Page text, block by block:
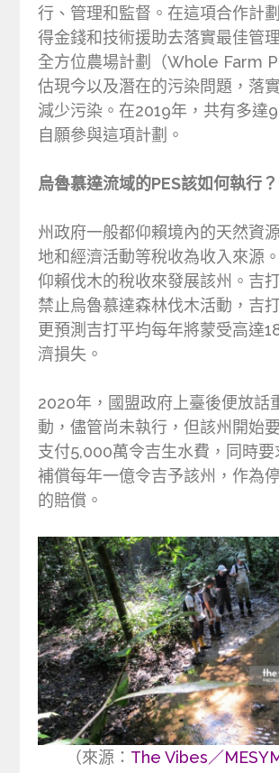
行、管理和監督。在這項合作計
得金錢和技術援助去落實最佳管
全方位農場計劃（Whole Farm
估現今以及潛在的污染問題，落
減少污染。在2019年，共有多達
自願參與這項計劃。
烏魯慕達流域的PES該如何執行？
州政府一般都仰賴境內的天然資
地和經濟活動等稅收為收入來源
仰賴伐木的稅收來發展該州。吉
禁止烏魯慕達森林伐木活動，吉
更預測吉打平均每年將蒙受高達
濟損失。
2020年，國盟政府上臺後便放話
動，儘管尚未執行，但該州開始
支付5,000萬令吉生水費，同時要
補償每年一億令吉予該州，作為
的賠償。
（來源： The Vibes／